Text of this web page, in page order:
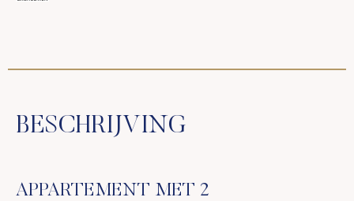
BESCHRIJVING
APPARTEMENT MET 2